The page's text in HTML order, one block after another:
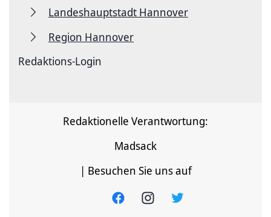
Landeshauptstadt Hannover
Region Hannover
Redaktions-Login
Redaktionelle Verantwortung:
Madsack
| Besuchen Sie uns auf